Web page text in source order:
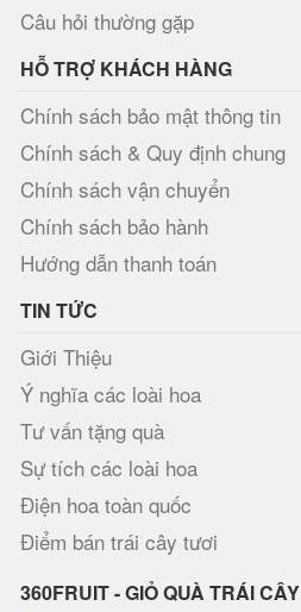
Câu hỏi thường gặp
HỖ TRỢ KHÁCH HÀNG
Chính sách bảo mật thông tin
Chính sách & Quy định chung
Chính sách vận chuyển
Chính sách bảo hành
Hướng dẫn thanh toán
TIN TỨC
Giới Thiệu
Ý nghĩa các loài hoa
Tư vấn tặng quà
Sự tích các loài hoa
Điện hoa toàn quốc
Điểm bán trái cây tươi
360FRUIT - GIỎ QUÀ TRÁI CÂY